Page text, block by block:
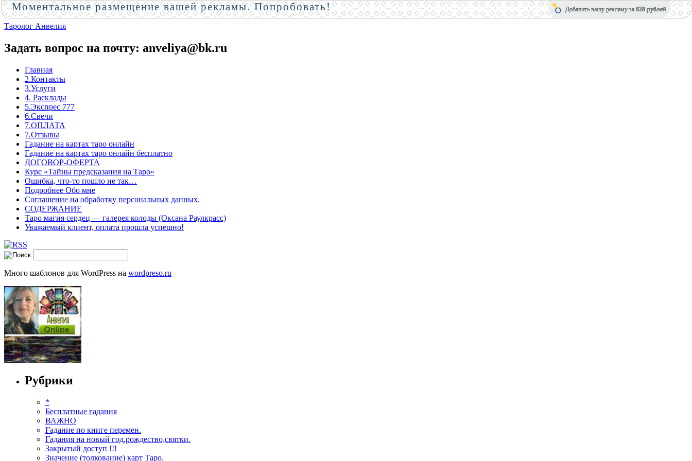
Таролог Анвелия
Задать вопрос на почту: anveliya@bk.ru
Главная
2.Контакты
3.Услуги
4. Расклады
5.Экспрес 777
6.Свечи
7.ОПЛАТА
7.Отзывы
Гадание на картах таро онлайн
Гадание на картах таро онлайн бесплатно
ДОГОВОР-ОФЕРТА
Курс «Тайны предсказания на Таро»
Ошибка, что-то пошло не так…
Подробнее Обо мне
Соглашение на обработку персональных данных.
СОДЕРЖАНИЕ
Таро магия сердец — галерея колоды (Оксана Раулкрасс)
Уважаемый клиент, оплата прошла успешно!
Много шаблонов для WordPress на wordpreso.ru
Рубрики
*
Бесплатные гадания
ВАЖНО
Гадание по книге перемен.
Гадания на новый год,рождество,святки.
Закрытый доступ !!!
Значение (толкование) карт Таро.
Моментальное размещение вашей рекламы. Попробовать! Добавить вашу рекламу за 828 рублей